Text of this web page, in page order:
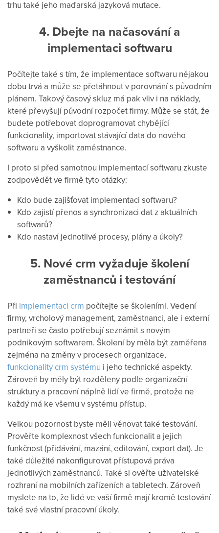
trhu také jeho maďarská jazyková mutace.
4. Dbejte na načasování a
implementaci softwaru
Počítejte také s tím, že implementace softwaru nějakou
dobu trvá a může se přetáhnout v porovnání s původním
plánem. Takový časový skluz má pak vliv i na náklady,
které převyšují původní rozpočet firmy. Může se stát, že
budete potřebovat doprogramovat chybějící
funkcionality, importovat stávající data do nového
softwaru a vyškolit zaměstnance.
I proto si před samotnou implementací softwaru zkuste
zodpovědět ve firmě tyto otázky:
Kdo bude zajišťovat implementaci softwaru?
Kdo zajistí přenos a synchronizaci dat z aktuálních
softwarů?
Kdo nastaví jednotlivé procesy, plány a úkoly?
5. Nové crm vyžaduje školení
zaměstnanců i testování
Při implementaci crm počítejte se školeními. Vedení
firmy, vrcholový management, zaměstnanci, ale i externí
partneři se často potřebují seznámit s novým
podnikovým softwarem. Školení by měla být zaměřena
zejména na změny v procesech organizace,
funkcionality crm systému i jeho technické aspekty.
Zároveň by měly být rozděleny podle organizační
struktury a pracovní náplně lidí ve firmě, protože ne
každý má ke všemu v systému přístup.
Velkou pozornost byste měli věnovat také testování.
Prověřte komplexnost všech funkcionalit a jejich
funkčnost (přidávání, mazání, editování, export dat). Je
také důležité nakonfigurovat přístupová práva
jednotlivých zaměstnanců. Také si ověřte uživatelské
rozhraní na mobilních zařízeních a tabletech. Zároveň
myslete na to, že lidé ve vaší firmě mají kromě testování
také své vlastní pracovní úkoly.